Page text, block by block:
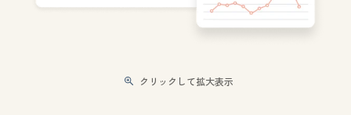
クリックして拡大表示